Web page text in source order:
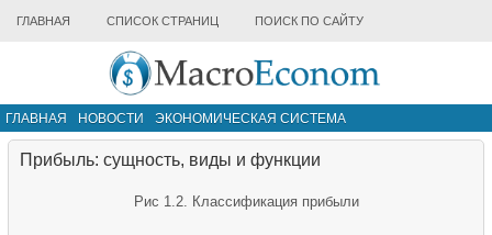
ГЛАВНАЯ СПИСОК СТРАНИЦ ПОИСК ПО САЙТУ
ГЛАВНАЯ НОВОСТИ
ЭКОНОМИЧЕСКАЯ СИСТЕМА
ИНФРАСТРУКТУРА РЫНКА
Прибыль: сущность, виды и функции
Рис 1.2. Классификация прибыли